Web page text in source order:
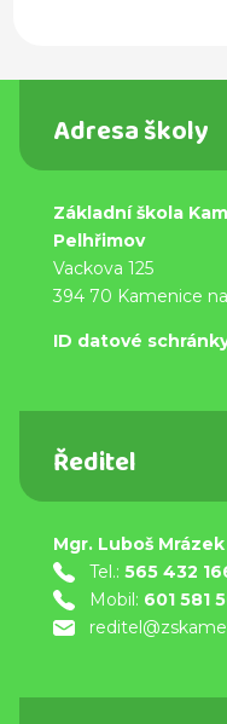
Adresa školy
Základní škola
Pelhřimov
Vackova 125
394 70 Kamenice
ID datové
Ředitel
Mgr. Luboš Mrázek
Tel.: 565 432
Mobil: 601 581